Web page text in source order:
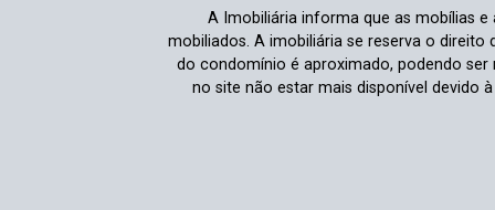
A Imobiliária informa que as mobílias
mobiliados. A imobiliária se reserva o
do condomínio é aproximado, podendo
no site não estar mais disponível devido